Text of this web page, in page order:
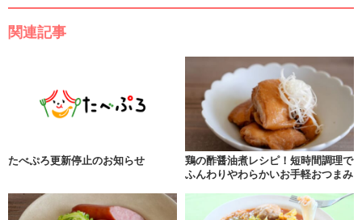
関連記事
たべぷろ更新停止のお知らせ
鶏の酢醤油煮レシピ！短時間調理で
ふんわりやわらかいお手軽おつまみ